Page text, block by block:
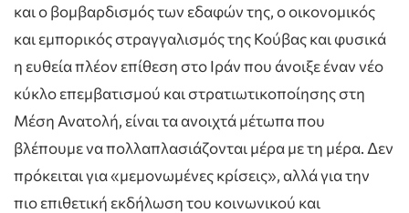
και ο βομβαρδισμός των εδαφών της, ο οικονομικός
και εμπορικός στραγγαλισμός της Κούβας και φυσικά
η ευθεία πλέον επίθεση στο Ιράν που άνοιξε έναν νέο
κύκλο επεμβατισμού και στρατιωτικοποίησης στη
Μέση Ανατολή, είναι τα ανοιχτά μέτωπα που
βλέπουμε να πολλαπλασιάζονται μέρα με τη μέρα. Δεν
πρόκειται για «μεμονωμένες κρίσεις», αλλά για την
πιο επιθετική εκδήλωση του κοινωνικού και